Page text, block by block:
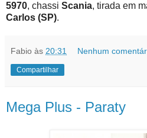
5970, chassi Scania, tirada em
Carlos (SP).
Fabio às 20:31 Nenhum
Compartilhar
Mega Plus - Paraty